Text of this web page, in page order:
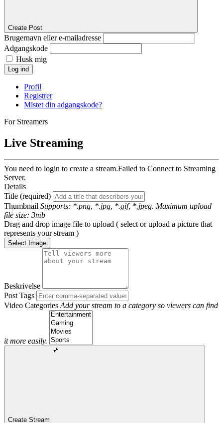
Create Post
Brugernavn eller e-mailadresse
Adgangskode
Husk mig
Log ind
Profil
Registrer
Mistet din adgangskode?
For Streamers
Live Streaming
You need to login to create a stream.Failed to Connect to Streaming
Server.
Details
Title (required)
Thumbnail Supports: *.png, *.jpg, *.gif, *.jpeg. Maximum upload
file size: 3mb
Drag and drop image file to upload ( select or upload a picture that
represents your stream )
Select Image
Beskrivelse
Post Tags
Video Categories Add your stream to a category so viewers can find
it more easily.
Create Stream